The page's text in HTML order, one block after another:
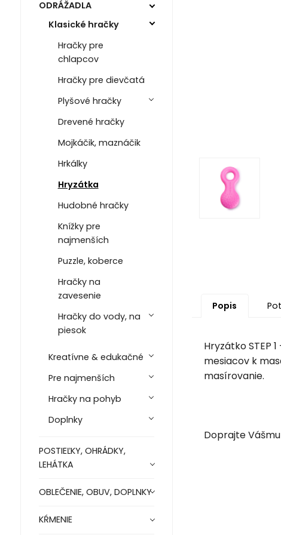
ODRÁŽADLA
Klasické hračky
Hračky pre
chlapcov
Hračky pre dievčatá
Plyšové hračky
Drevené hračky
Mojkáčik, maznáčik
Hrkálky
Hryzátka
Hudobné hračky
Knížky pre
najmenších
Puzzle, koberce
Hračky na
zavesenie
Hračky do vody, na
piesok
Kreatívne & edukačné
Pre najmenších
Hračky na pohyb
Doplnky
POSTIEĽKY, OHRÁDKY,
LEHÁTKA
OBLEČENIE, OBUV, DOPLNKY
KŔMENIE
Popis
Hryzátko STEP
mesiacov k
masírovanie.
Doprajte